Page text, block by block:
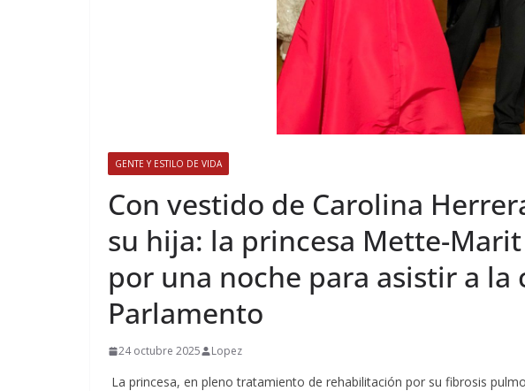
GENTE Y ESTILO DE VIDA
​Con vestido de Carolina
su hija: la princesa Mette-
por una noche para asistir a la
Parlamento
24 octubre 2025 Lopez
La princesa, en pleno tratamiento de rehabilitación por su fibrosis